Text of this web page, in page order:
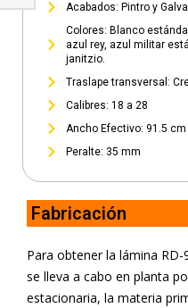
Acabados: Pintro y
Colores: Blanco
azul rey, azul militar
janitzio.
Traslape transversal:
Calibres: 18 a 28
Ancho Efectivo: 91.5 cm
Peralte: 35 mm
Fabricación
Para obtener la lámina
se lleva a cabo en planta
estacionaria, la materia